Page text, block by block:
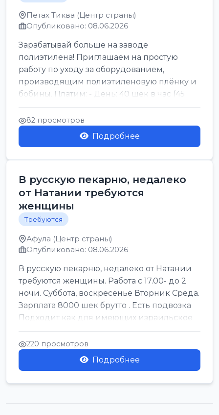
Петах Тиква (Центр страны)
Опубликовано: 08.06.2026
Зарабатывай больше на заводе
полиэтилена! Приглашаем на простую
работу по уходу за оборудованием,
производящим полиэтиленовую плёнку и
бобины. Платим: - День: 40 шек в час (45
для синих бумаг и виз) -...
82 просмотров
Подробнее
В русскую пекарню, недалеко
от Натании требуются
женщины
Требуются
Афула (Центр страны)
Опубликовано: 08.06.2026
В русскую пекарню, недалеко от Натании
требуются женщины. Работа с 17.00- до 2
ночи. Суббота, воскресенье Вторник Среда.
Зарплата 8000 шек брутто . Есть подвозка
Подходит как для имеющих израильское
г...
220 просмотров
Подробнее